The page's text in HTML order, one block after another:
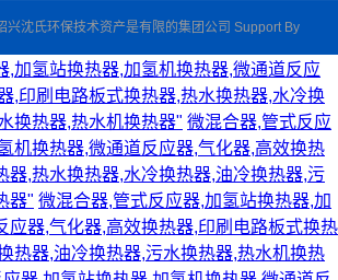
沈氏环保技术资产是有限的集团公司 Support By
,加氢站换热器,加氢机换热器,微通道反应
,印刷电路板式换热器,热水换热器,水冷换
换热器,热水机换热器" 微混合器,管式反应
机换热器,微通道反应器,气化器,高效换热
器,热水换热器,水冷换热器,油冷换热器,污
器" 微混合器,管式反应器,加氢站换热器,加
应器,气化器,高效换热器,印刷电路板式换热
热器,油冷换热器,污水换热器,热水机换热